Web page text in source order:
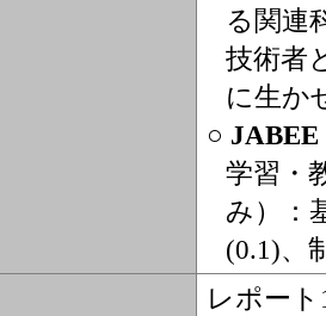
る関連
技術者
に生か
○
学習・
み）：
(0.1)、
レポー